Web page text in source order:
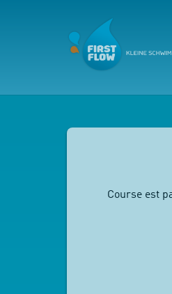
Course est